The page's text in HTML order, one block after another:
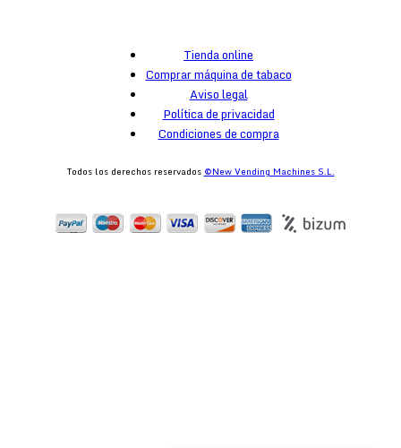
Tienda online
Comprar máquina de tabaco
Aviso legal
Política de privacidad
Condiciones de compra
Todos los derechos reservados ©New Vending Machines S.L.